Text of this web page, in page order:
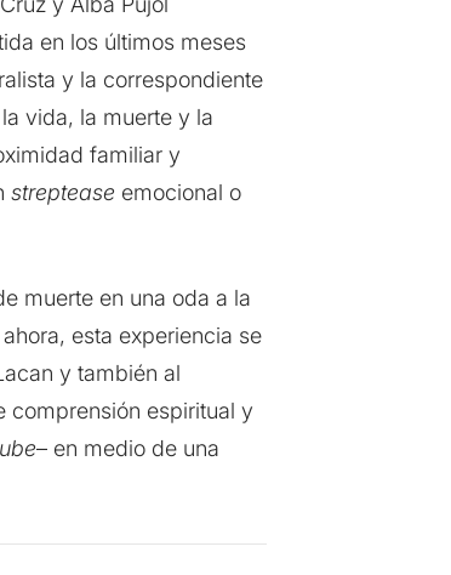
en los últimos meses
y la correspondiente
vida, la muerte y la
familiar y
streptease emocional o
muerte en una oda a la
esta experiencia se
y también al
comprensión espiritual y
– en medio de una